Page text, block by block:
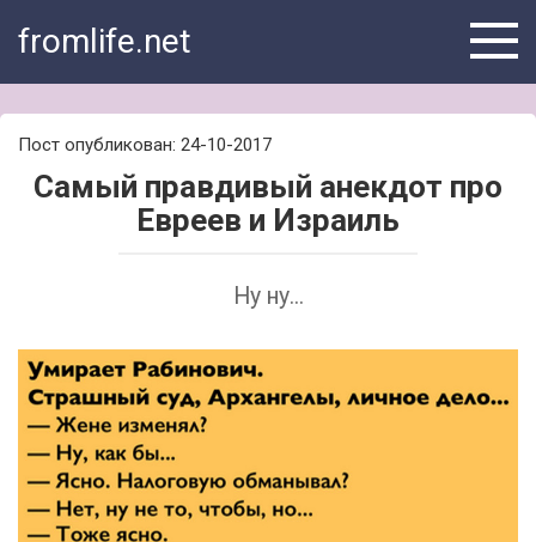
fromlife.net
Пост опубликован: 24-10-2017
Самый правдивый анекдот про
Евреев и Израиль
Ну ну...